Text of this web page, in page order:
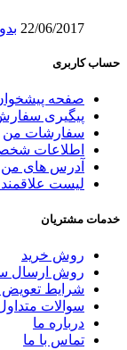
22/06/2017
حساب کاربری
صفحه
پیگیری
سفارشات من
اطلاعات
آدرس های من
لیست
خدمات مشتریان
روش خرید
روش ارسال
شرایط
سوالات
درباره ما
تماس با ما